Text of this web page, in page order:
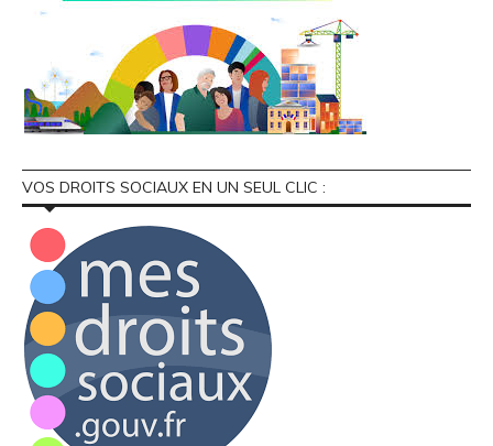
VOS DROITS SOCIAUX EN UN SEUL CLIC :